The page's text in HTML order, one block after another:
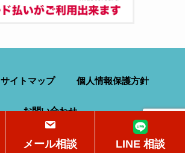
サイトマップ 個人情報保護方針
お問い合わせ
メール相談 LINE 相談